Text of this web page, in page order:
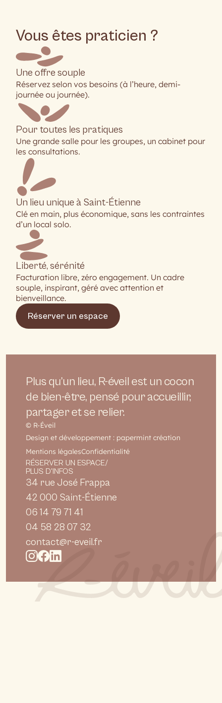
Vous êtes praticien ?
Une offre souple
Réservez selon vos besoins (à l’heure, demi-
journée ou journée).
Pour toutes les pratiques
Une grande salle pour les groupes, un cabinet pour
les consultations.
Un lieu unique à Saint-Étienne
Clé en main, plus économique, sans les contraintes
d’un local solo.
Liberté, sérénité
Facturation libre, zéro engagement. Un cadre
souple, inspirant, géré avec attention et
bienveillance.
Réserver un espace
Plus qu’un lieu, R-éveil est un cocon
de bien-être, pensé pour accueillir,
partager et se relier.
© R-Éveil
Design et développement : papermint création
Mentions légalesConfidentialité
RÉSERVER UN ESPACE/
PLUS D'INFOS
34 rue José Frappa
42 000 Saint-Étienne
06 14 79 71 41
04 58 28 07 32
contact@r-eveil.fr